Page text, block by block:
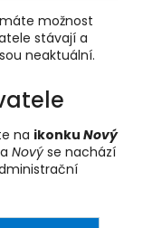
možnost
stávají a
neaktuální.
na ikonku Nový
Nový se nachází